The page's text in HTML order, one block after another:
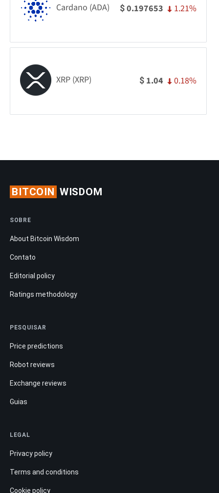
Cardano (ADA) $0.197653 1.21%
XRP (XRP) $ 1.04 0.18%
BITCOIN WISDOM
SOBRE
About Bitcoin Wisdom
Contato
Editorial policy
Ratings methodology
PESQUISAR
Price predictions
Robot reviews
Exchange reviews
Guias
LEGAL
Privacy policy
Terms and conditions
Cookie policy